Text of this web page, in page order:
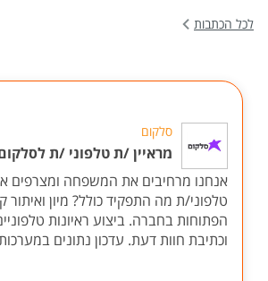
לכל הכתבות
סלקום
מראיין /ת טלפוני /ת
אנחנו מרחיבים את המשפחה ומצרפים
טלפוני/ת מה התפקיד כולל? מיון
הפתוחות בחברה. ביצוע ראיונות
וכתיבת חוות דעת. עדכון נתונים